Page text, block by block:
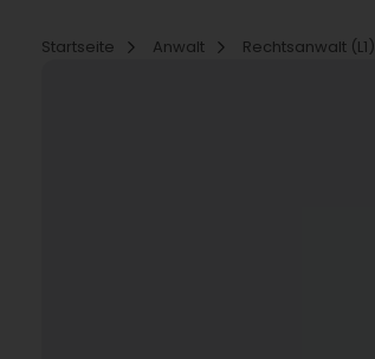
Startseite
Anwalt Rechtsanwalt (L1)